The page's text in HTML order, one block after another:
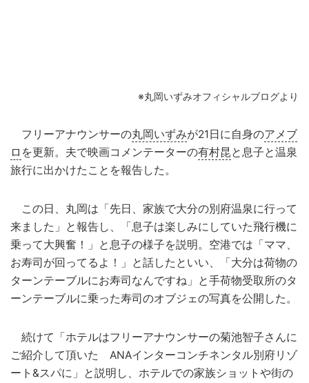
※丸岡いずみオフィシャルブログより
フリーアナウンサーの丸岡いずみが21日に自身のアメブ
ロ を更新。夫で映画コメンテーターの有村昆と息子と温泉
旅行に出かけたことを報告した。
この日、丸岡は「先日、家族で大分の別府温泉に行って
来ました」と報告し、「息子は楽しみにしていた飛行機に
乗って大興奮！」と息子の様子を説明。空港では「ママ、
お寿司が回ってるよ！」と話したといい、「大分は荷物の
ターンテーブルにお寿司なんですね」と手荷物受取所のタ
ーンテーブルに乗った寿司のオブジェの写真を公開した。
続けて「ホテルはフリーアナウンサーの菊池智子さんに
ご紹介して頂いた ANAインターコンチネンタル別府リゾ
ート&スパに」と説明し、ホテルでの家族ショットや街の